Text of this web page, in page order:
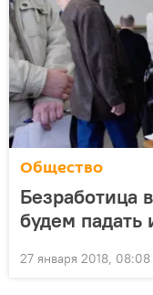
Общество
Безработица
будем падать
27 января 2018, 08:08